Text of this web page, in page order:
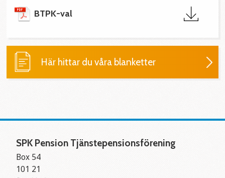
BTPK-val
Här hittar du våra blanketter
SPK Pension Tjänstepensionsförening
Box 54
101 21